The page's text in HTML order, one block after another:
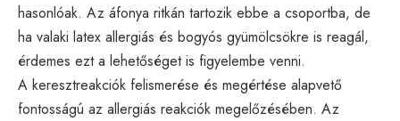
hasonlóak. Az áfonya ritkán tartozik ebbe a csoportba, de
ha valaki latex allergiás és bogyós gyümölcsökre is reagál,
érdemes ezt a lehetőséget is figyelembe venni.
A keresztreakciók felismerése és megértése alapvető
fontosságú az allergiás reakciók megelőzésében. Az